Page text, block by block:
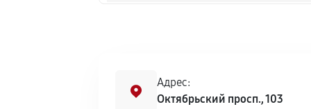
Адрес:
Октябрьский просп., 103